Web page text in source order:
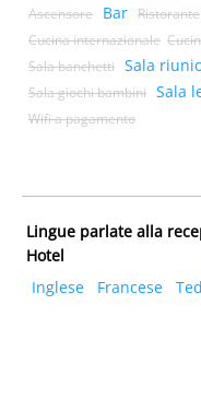
Ascensore Bar Ristorante
Cucina internazionale
Sala banchetti Sala
Sala giochi bambini Sala
Wifi a pagamento
Lingue parlate alla
Hotel
Inglese
Francese